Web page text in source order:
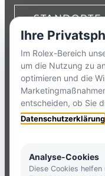
STANDORTE
+49
ZUM
Ihre
Im Rolex-Bereich
um die Nutzung zu
optimieren und die
entscheiden, ob Sie
Datenschutzerklärung
Analyse-Cookies
Diese Cookies